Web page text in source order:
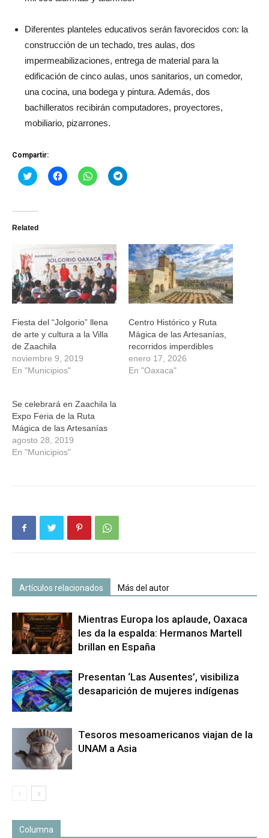
Diferentes planteles educativos serán favorecidos con: la
construcción de un techado, tres aulas, dos
impermeabilizaciones, entrega de material para la
edificación de cinco aulas, unos sanitarios, un comedor,
una cocina, una bodega y pintura. Además, dos
bachilleratos recibirán computadores, proyectores,
mobiliario, pizarrones.
Compartir:
Haz
clic
Twitter
abre
una
ventana
nueva)
Haz
clic
una
ventana
nueva)
Haz
clic
una
ventana
nueva)
Haz
clic
una
ventana
nueva)
Related
Fiesta del “Jolgorio” llena
de arte y cultura a la Villa
de Zaachila
noviembre 9, 2019
En "Municipios"
Centro Histórico y Ruta
Mágica de las Artesanías,
recorridos imperdibles
enero 17, 2026
En "Oaxaca"
Se celebrará en Zaachila la
Expo Feria de la Ruta
Mágica de las Artesanías
agosto 28, 2019
En "Municipios"
Artículos relacionados Más del autor
Mientras Europa los aplaude, Oaxaca
les da la espalda: Hermanos Martell
brillan en España
Presentan ‘Las Ausentes’, visibiliza
desaparición de mujeres indígenas
Tesoros mesoamericanos viajan de la
UNAM a Asia
Columna